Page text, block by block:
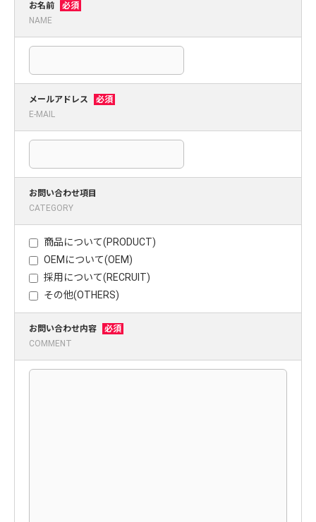
お名前
必須
NAME
メールアドレス
必須
E-MAIL
お問い合わせ項目
CATEGORY
商品について(PRODUCT)
OEMについて(OEM)
採用について(RECRUIT)
その他(OTHERS)
お問い合わせ内容
必須
COMMENT